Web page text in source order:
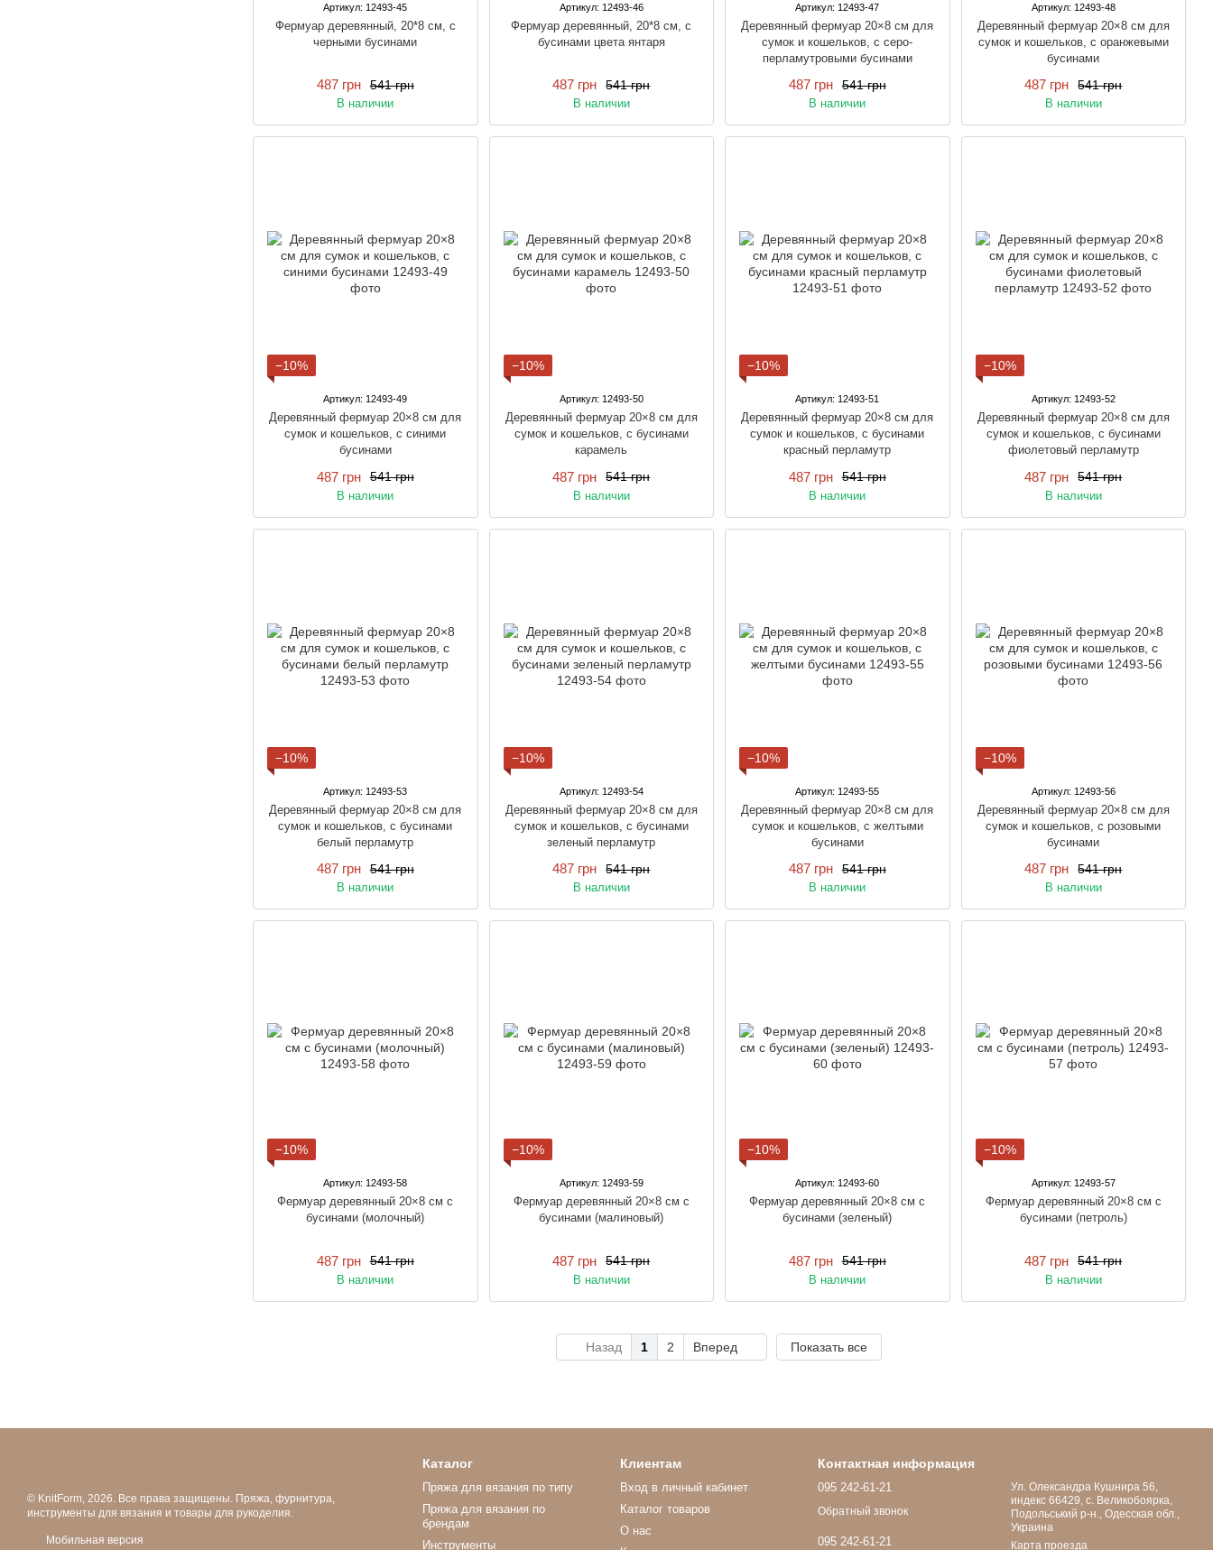
Артикул: 12493-45
Фермуар деревянный, 20*8 см, с
черными бусинами
541 грн
487 грн
В наличии
Артикул: 12493-46
Фермуар деревянный, 20*8 см, с
бусинами цвета янтаря
541 грн
487 грн
В наличии
Артикул: 12493-47
Деревянный фермуар 20×8 см для
сумок и кошельков, с серо-
перламутровыми бусинами
541 грн
487 грн
В наличии
Артикул: 12493-48
Деревянный фермуар 20×8 см для
сумок и кошельков, с оранжевыми
бусинами
541 грн
487 грн
В наличии
−10%
Артикул: 12493-49
Деревянный фермуар 20×8 см для
сумок и кошельков, с синими
бусинами
541 грн
487 грн
В наличии
−10%
Артикул: 12493-50
Деревянный фермуар 20×8 см для
сумок и кошельков, с бусинами
карамель
541 грн
487 грн
В наличии
−10%
Артикул: 12493-51
Деревянный фермуар 20×8 см для
сумок и кошельков, с бусинами
красный перламутр
541 грн
487 грн
В наличии
−10%
Артикул: 12493-52
Деревянный фермуар 20×8 см для
сумок и кошельков, с бусинами
фиолетовый перламутр
541 грн
487 грн
В наличии
−10%
Артикул: 12493-53
Деревянный фермуар 20×8 см для
сумок и кошельков, с бусинами
белый перламутр
541 грн
487 грн
В наличии
−10%
Артикул: 12493-54
Деревянный фермуар 20×8 см для
сумок и кошельков, с бусинами
зеленый перламутр
541 грн
487 грн
В наличии
−10%
Артикул: 12493-55
Деревянный фермуар 20×8 см для
сумок и кошельков, с желтыми
бусинами
541 грн
487 грн
В наличии
−10%
Артикул: 12493-56
Деревянный фермуар 20×8 см для
сумок и кошельков, с розовыми
бусинами
541 грн
487 грн
В наличии
−10%
Артикул: 12493-58
Фермуар деревянный 20×8 см с
бусинами (молочный)
541 грн
487 грн
В наличии
−10%
Артикул: 12493-59
Фермуар деревянный 20×8 см с
бусинами (малиновый)
541 грн
487 грн
В наличии
−10%
Артикул: 12493-60
Фермуар деревянный 20×8 см с
бусинами (зеленый)
541 грн
487 грн
В наличии
−10%
Артикул: 12493-57
Фермуар деревянный 20×8 см с
бусинами (петроль)
541 грн
487 грн
В наличии
Назад 1 2 Вперед Показать все
© KnitForm, 2026. Все права защищены. Пряжа, фурнитура,
инструменты для вязания и товары для рукоделия.
Мобильная версия
Каталог
Пряжа для вязания по типу
Пряжа для вязания по
брендам
Инструменты
Клиентам
Вход в личный кабинет
Каталог товаров
О нас
Контактная информация
095 242-61-21
Обратный звонок
095 242-61-21
Ул. Олександра Кушнира 56,
индекс 66429, с. Великобоярка,
Подольський р-н., Одесская обл.,
Украина
Карта проезда